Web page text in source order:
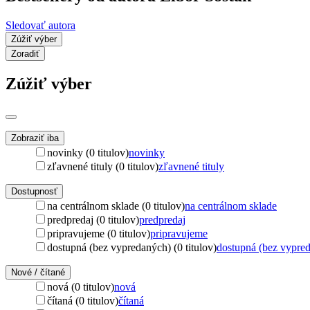
Sledovať autora
Zúžiť výber
Zoradiť
Zúžiť výber
Zobraziť iba
novinky (0 titulov)novinky
zľavnené tituly (0 titulov)zľavnené tituly
Dostupnosť
na centrálnom sklade (0 titulov)na centrálnom sklade
predpredaj (0 titulov)predpredaj
pripravujeme (0 titulov)pripravujeme
dostupná (bez vypredaných) (0 titulov)dostupná (bez
Nové / čítané
nová (0 titulov)nová
čítaná (0 titulov)čítaná